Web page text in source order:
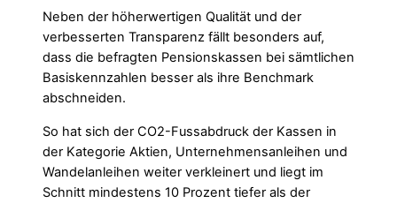
Neben der höherwertigen Qualität und der
verbesserten Transparenz fällt besonders auf,
dass die befragten Pensionskassen bei sämtlichen
Basiskennzahlen besser als ihre Benchmark
abschneiden.
So hat sich der CO2-Fussabdruck der Kassen in
der Kategorie Aktien, Unternehmensanleihen und
Wandelanleihen weiter verkleinert und liegt im
Schnitt mindestens 10 Prozent tiefer als der